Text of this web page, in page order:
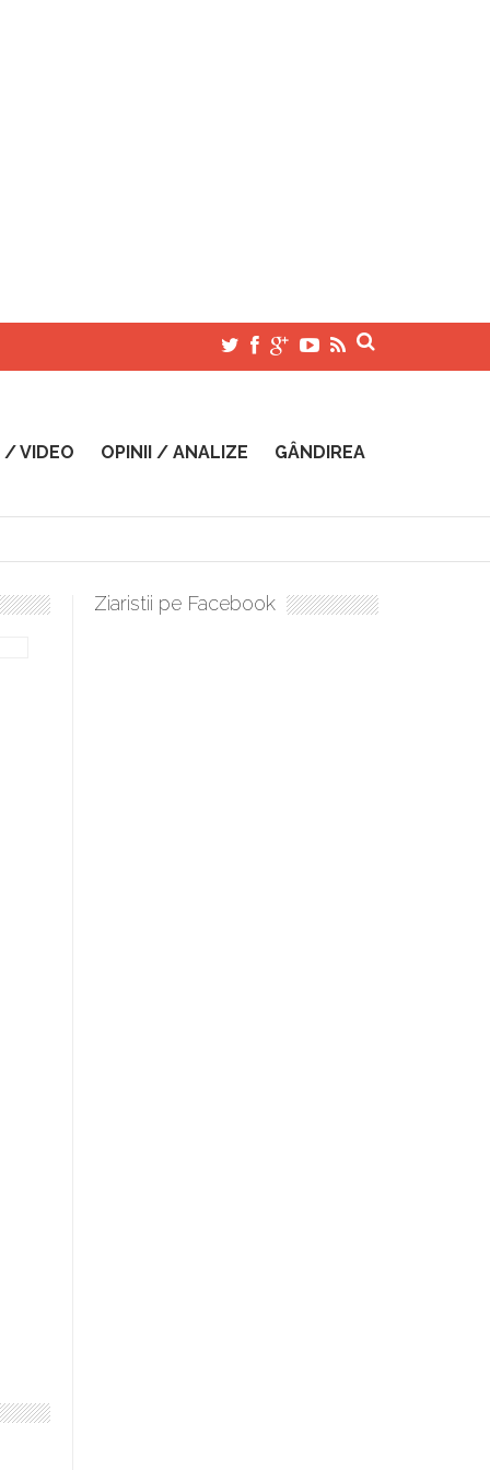
/ VIDEO OPINII / ANALIZE GÂNDIREA
Sculați, sculați, boieri mari! Sara Nukina are nevoie de ajutorul
Ziaristii pe Facebook